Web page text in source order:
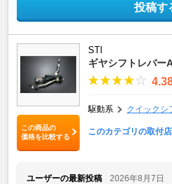
投稿す
この商品の
価格を比較する
STI
ギヤシフトレバー
駆動系 クイックシ
このカテゴリの取付
ユーザーの最新投稿
2026年8月7日